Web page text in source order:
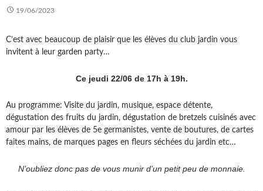
19/06/2023
C’est avec beaucoup de plaisir que les élèves du club jardin vous
invitent à leur garden party…
Ce jeudi 22/06 de 17h à 19h.
Au programme: Visite du jardin, musique, espace détente,
dégustation des fruits du jardin, dégustation de bretzels cuisinés avec
amour par les élèves de 5e germanistes, vente de boutures, de cartes
faites mains, de marques pages en fleurs séchées du jardin etc…
N’oubliez donc pas de vous munir d’un petit peu de monnaie.